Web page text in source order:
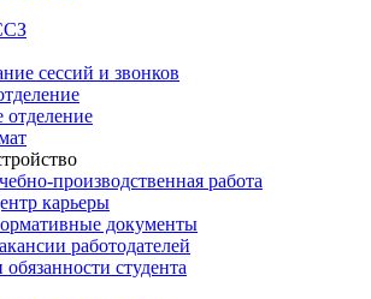
сессий и звонков
отделение
производственная работа
карьеры
документы
работодателей
студента